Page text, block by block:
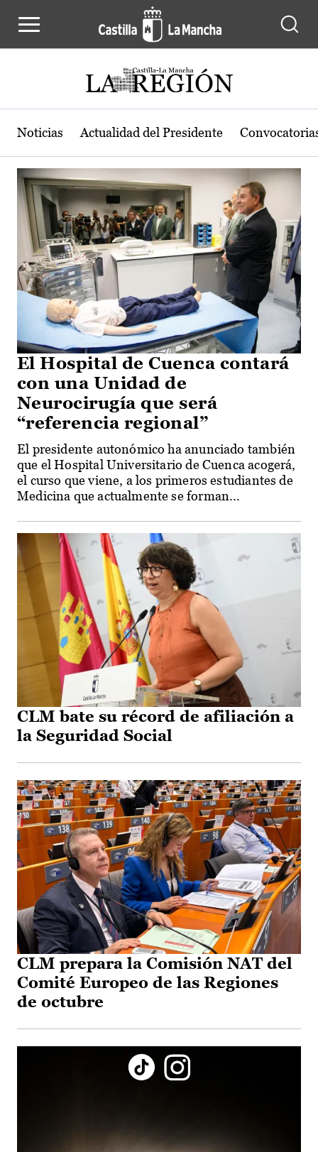
Actualidad de la región de Castilla-
Noticias Actualidad del Presidente
El Hospital de Cuenca contará
con una Unidad de
Neurocirugía que será
“referencia regional”
El presidente autonómico ha anunciado también
que el Hospital Universitario de Cuenca acogerá,
el curso que viene, a los primeros estudiantes de
Medicina que actualmente se forman...
CLM bate su récord de afiliación a
la Seguridad Social
CLM prepara la Comisión NAT del
Comité Europeo de las Regiones
de octubre